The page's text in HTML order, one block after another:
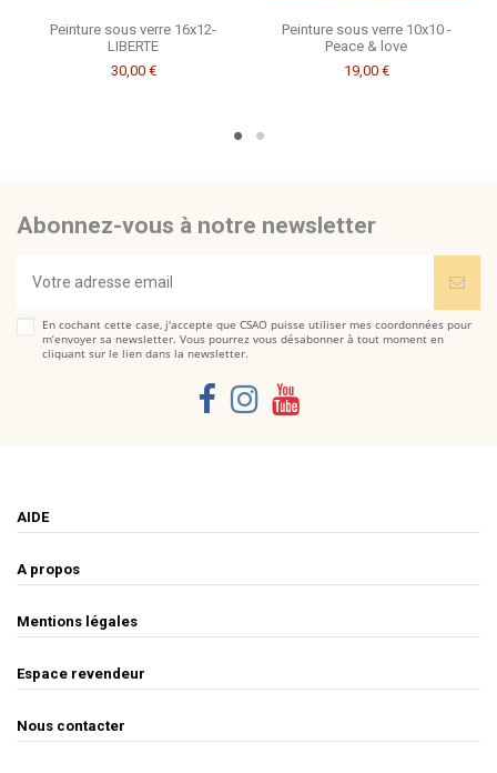
Peinture sous verre 16x12-
LIBERTE
30,00 €
Peinture sous verre 10x10 -
Peace & love
19,00 €
Abonnez-vous à notre newsletter
En cochant cette case, j'accepte que CSAO puisse utiliser mes coordonnées pour
m’envoyer sa newsletter. Vous pourrez vous désabonner à tout moment en
cliquant sur le lien dans la newsletter.
AIDE
A propos
Mentions légales
Espace revendeur
Nous contacter